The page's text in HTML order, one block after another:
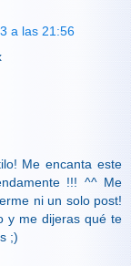
a las 21:56
Me encanta este
!!! ^^ Me
ni un solo post!
y me dijeras qué te
;)